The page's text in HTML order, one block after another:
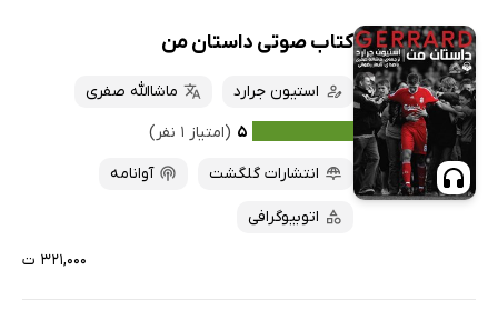
تازه‌ها
داغ‌ترین‌ها
پرفروش‌ها
پربحث‌ها
همه کتاب‌ها
کتاب‌های صوتی
کتاب‌های متنی
کتاب صوتی داستان من
استیون جرارد
ماشاالله صفری
۵ (امتیاز ۱ نفر)
انتشارات گلگشت
آوانامه
اتوبیوگرافی
۳۲۱,۰۰۰ ت